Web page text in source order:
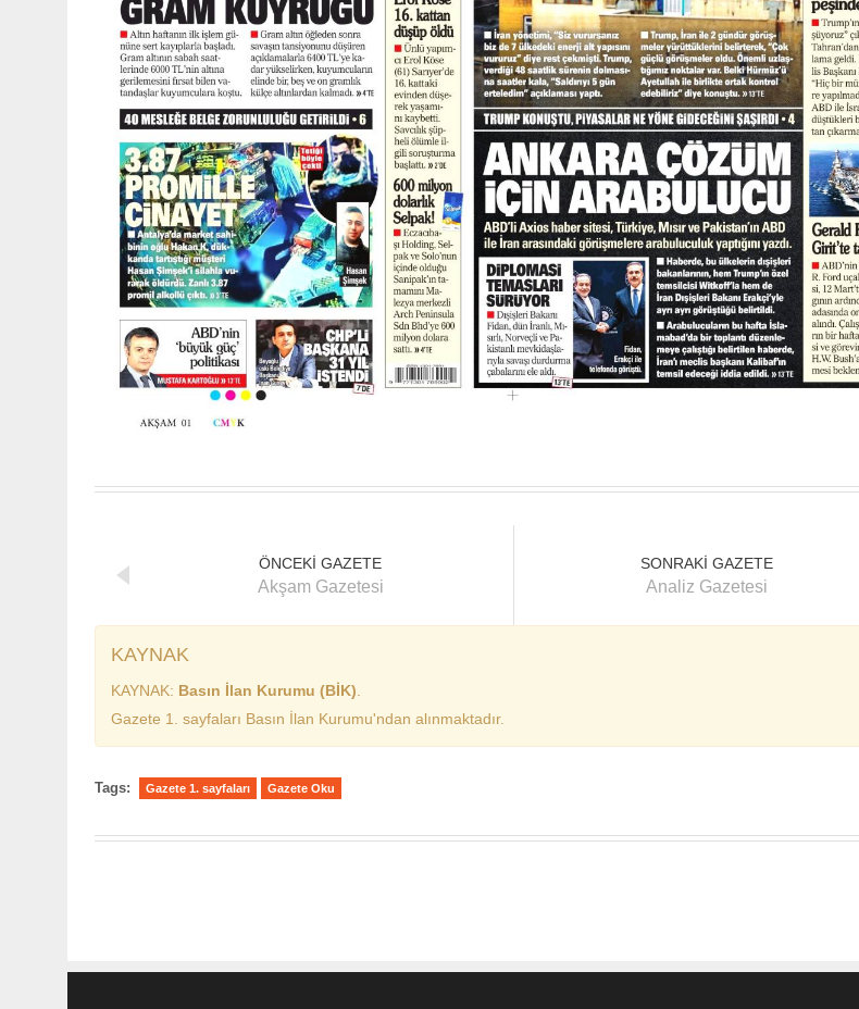
ÖNCEKİ GAZETE
Akşam Gazetesi
SONRAKİ GAZETE
Analiz Gazetesi
KAYNAK
KAYNAK: Basın İlan Kurumu (BİK)
Gazete 1. sayfaları Basın İlan Kurumu'ndan alınmaktadır.
Tags: Gazete 1. sayfaları Gazete Oku